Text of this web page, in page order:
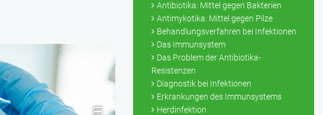
Antibiotika: Mittel gegen Bakterien
Antimykotika: Mittel gegen Pilze
Behandlungsverfahren bei Infektionen
Das Immunsystem
Das Problem der Antibiotika-
Resistenzen
Diagnostik bei Infektionen
Erkrankungen des Immunsystems
Herdinfektion